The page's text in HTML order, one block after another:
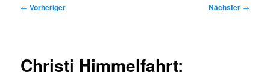
Beitragsnavigation
← Vorheriger Nächster →
Christi Himmelfahrt: